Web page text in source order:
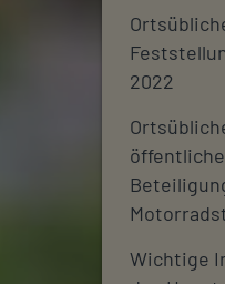
2022
Wichtige